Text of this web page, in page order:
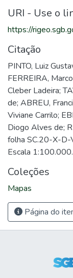
URI - Use o
https://
Citação
PINTO, Luiz
FERREIRA,
Cleber Ladeira;
de; ABREU,
Viviane Carrilo;
Diogo Alves de;
folha SC.20-X-D-
Escala 1:100.000.
Coleções
Mapas
Página do